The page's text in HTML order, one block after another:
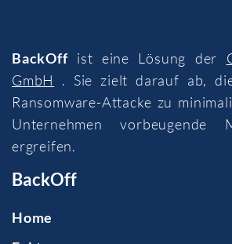
BackOffist eine Lösung der
GmbH
. Sie zielt darauf ab,
Ransomware-Attacke zu
Unternehmen vorbeugende
ergreifen.
BackOff
Home